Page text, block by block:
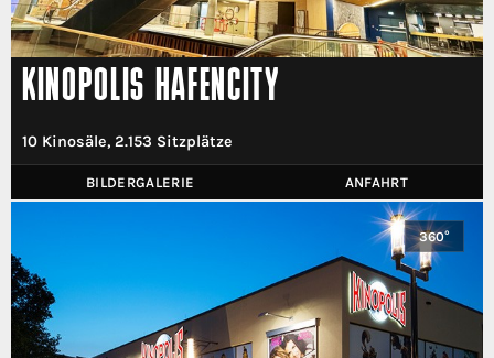
KINOPOLIS HAFENCITY
10 Kinosäle, 2.153 Sitzplätze
BILDERGALERIE ANFAHRT
360°